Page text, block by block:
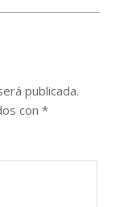
publicada.
con *